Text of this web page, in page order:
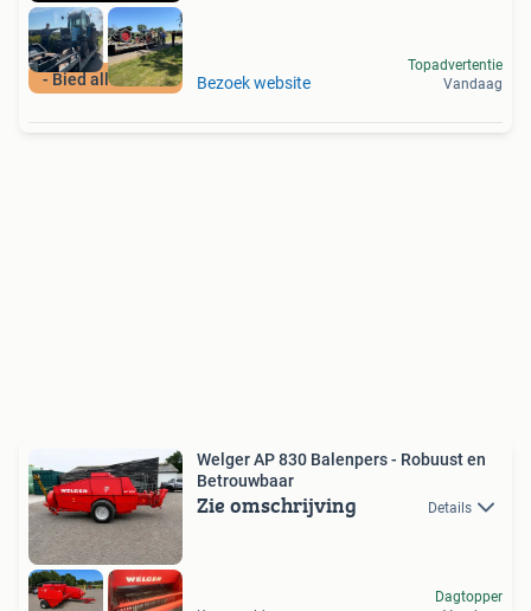
- Bied alles aan - Bezoek website
Topadvertentie
Vandaag
Welger AP 830 Balenpers - Robuust en
Betrouwbaar
Zie omschrijving Details
Dagtopper